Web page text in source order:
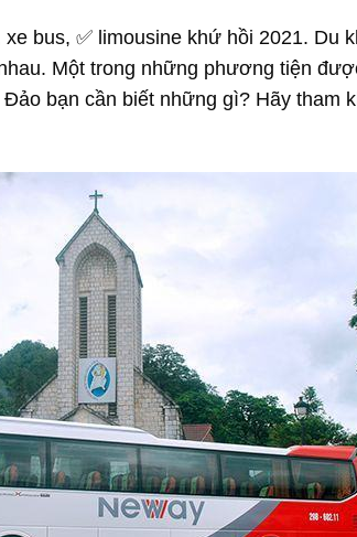
xe bus, ✅ limousine khứ hồi 2021. Du
Một trong những phương tiện
bạn cần biết những gì? Hãy tham